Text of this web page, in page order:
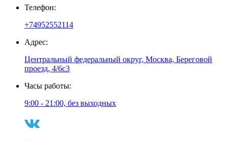
Телефон:
+74952552114
Адрес:
Центральный федеральный округ, Москва, Береговой
проезд, 4/6с3
Часы работы:
9:00 - 21:00, без выходных